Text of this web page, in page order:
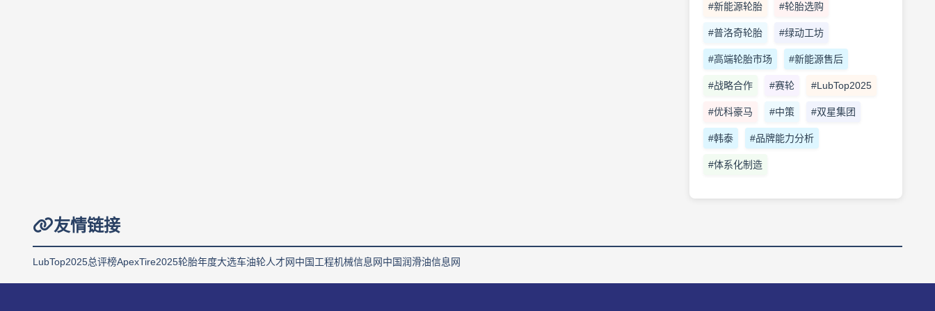
#新能源轮胎 #轮胎选购
#普洛奇轮胎 #绿动工坊
#高端轮胎市场 #新能源售后
#战略合作 #赛轮 #LubTop2025
#优科豪马 #中策 #双星集团
#韩泰 #品牌能力分析
#体系化制造
友情链接
LubTop2025总评榜ApexTire2025轮胎年度大选车油轮人才网中国工程机械信息网中国润滑油信息网